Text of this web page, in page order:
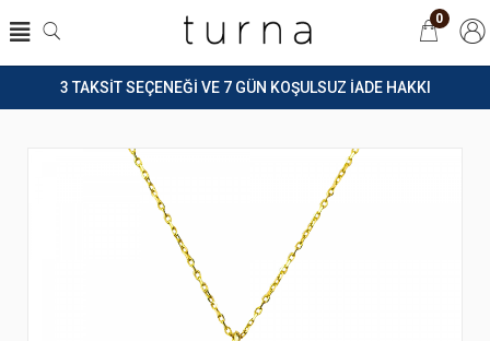
3 TAKSİT SEÇENEĞİ VE 7 GÜN KOŞULSUZ İADE HAKKI
0